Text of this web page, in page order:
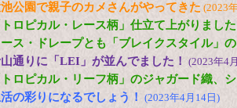
公園で親子のカメさんがやってきた (2023
トロピカル・レース柄」仕立て上がりました
ース・ドレープとも「ブレイクスタイル」
通りに「LEI」が並んでました！ (2023年4
トロピカル・リーフ柄」のジャガード織、
の彩りになるでしょう！ (2023年4月14日)